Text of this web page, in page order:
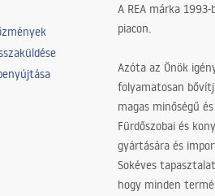
A REA márka
piacon.
Azóta az Önök
folyamatosan
magas minőségű
Fürdőszobai és
gyártására és
Sokéves
hogy minden